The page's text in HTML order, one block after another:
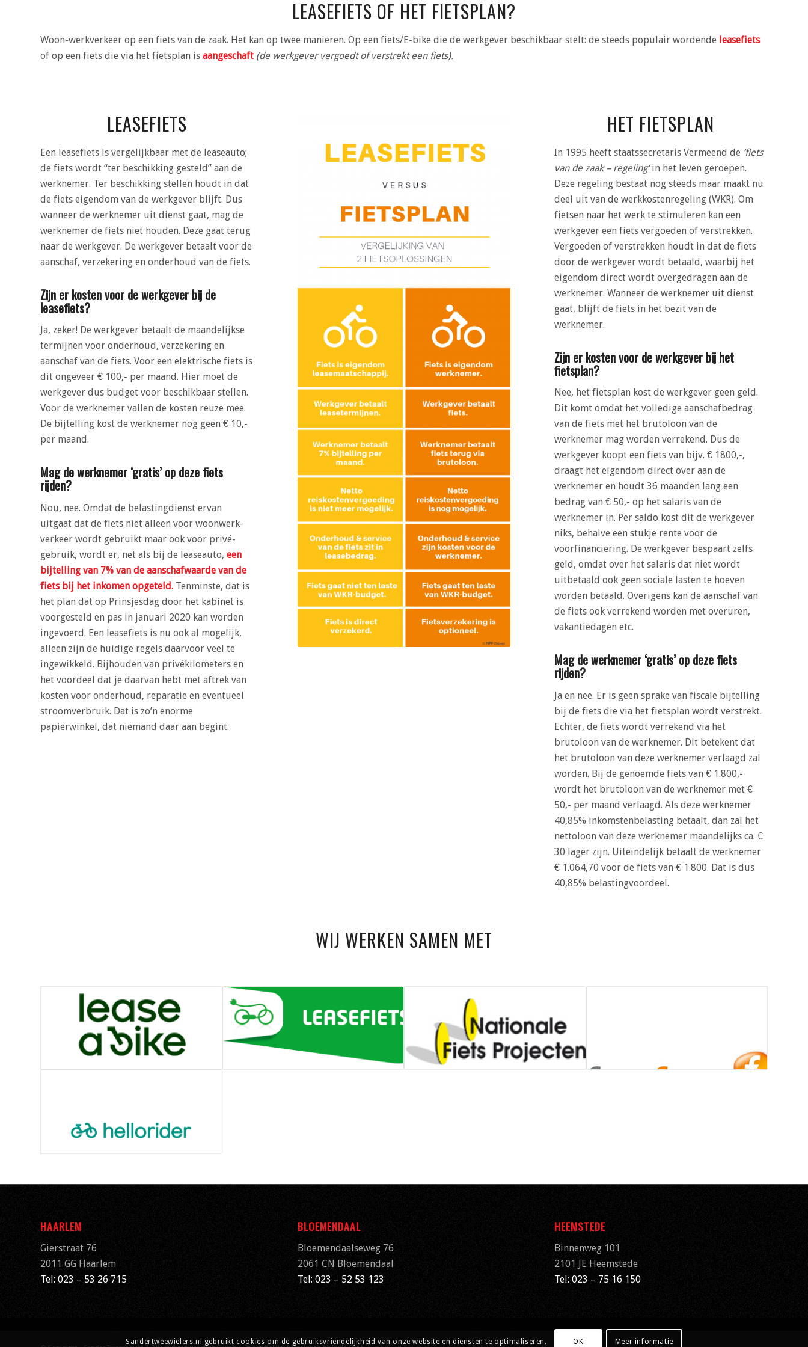
LEASEFIETS OF HET FIETSPLAN?
Woon-werkverkeer op een fiets van de zaak. Het kan op twee manieren. Op een fiets/E-bike die de werkgever beschikbaar stelt: de steeds populair wordende leasefiets
of op een fiets die via het fietsplan is aangeschaft (de werkgever vergoedt of verstrekt een fiets).
LEASEFIETS
Een leasefiets is vergelijkbaar met de leaseauto;
de fiets wordt “ter beschikking gesteld” aan de
werknemer. Ter beschikking stellen houdt in dat
de fiets eigendom van de werkgever blijft. Dus
wanneer de werknemer uit dienst gaat, mag de
werknemer de fiets niet houden. Deze gaat terug
naar de werkgever. De werkgever betaalt voor de
aanschaf, verzekering en onderhoud van de fiets.
Zijn er kosten voor de werkgever bij de
leasefiets?
Ja, zeker! De werkgever betaalt de maandelijkse
termijnen voor onderhoud, verzekering en
aanschaf van de fiets. Voor een elektrische fiets is
dit ongeveer € 100,- per maand. Hier moet de
werkgever dus budget voor beschikbaar stellen.
Voor de werknemer vallen de kosten reuze mee.
De bijtelling kost de werknemer nog geen € 10,-
per maand.
Mag de werknemer ‘gratis’ op deze fiets
rijden?
Nou, nee. Omdat de belastingdienst ervan
uitgaat dat de fiets niet alleen voor woonwerk-
verkeer wordt gebruikt maar ook voor privé-
gebruik, wordt er, net als bij de leaseauto, een
bijtelling van 7% van de aanschafwaarde van de
fiets bij het inkomen opgeteld. Tenminste, dat is
het plan dat op Prinsjesdag door het kabinet is
voorgesteld en pas in januari 2020 kan worden
ingevoerd. Een leasefiets is nu ook al mogelijk,
alleen zijn de huidige regels daarvoor veel te
ingewikkeld. Bijhouden van privékilometers en
het voordeel dat je daarvan hebt met aftrek van
kosten voor onderhoud, reparatie en eventueel
stroomverbruik. Dat is zo’n enorme
papierwinkel, dat niemand daar aan begint.
HET FIETSPLAN
In 1995 heeft staatssecretaris Vermeend de ‘fiets
van de zaak – regeling’in het leven geroepen.
Deze regeling bestaat nog steeds maar maakt nu
deel uit van de werkkostenregeling (WKR). Om
fietsen naar het werk te stimuleren kan een
werkgever een fiets vergoeden of verstrekken.
Vergoeden of verstrekken houdt in dat de fiets
door de werkgever wordt betaald, waarbij het
eigendom direct wordt overgedragen aan de
werknemer. Wanneer de werknemer uit dienst
gaat, blijft de fiets in het bezit van de
werknemer.
Zijn er kosten voor de werkgever bij het
fietsplan?
Nee, het fietsplan kost de werkgever geen geld.
Dit komt omdat het volledige aanschafbedrag
van de fiets met het brutoloon van de
werknemer mag worden verrekend. Dus de
werkgever koopt een fiets van bijv. € 1800,-,
draagt het eigendom direct over aan de
werknemer en houdt 36 maanden lang een
bedrag van € 50,- op het salaris van de
werknemer in. Per saldo kost dit de werkgever
niks, behalve een stukje rente voor de
voorfinanciering. De werkgever bespaart zelfs
geld, omdat over het salaris dat niet wordt
uitbetaald ook geen sociale lasten te hoeven
worden betaald. Overigens kan de aanschaf van
de fiets ook verrekend worden met overuren,
vakantiedagen etc.
Mag de werknemer ‘gratis’ op deze fiets
rijden?
Ja en nee. Er is geen sprake van fiscale bijtelling
bij de fiets die via het fietsplan wordt verstrekt.
Echter, de fiets wordt verrekend via het
brutoloon van de werknemer. Dit betekent dat
het brutoloon van deze werknemer verlaagd zal
worden. Bij de genoemde fiets van € 1.800,-
wordt het brutoloon van de werknemer met €
50,- per maand verlaagd. Als deze werknemer
40,85% inkomstenbelasting betaalt, dan zal het
nettoloon van deze werknemer maandelijks ca. €
30 lager zijn. Uiteindelijk betaalt de werknemer
€ 1.064,70 voor de fiets van € 1.800. Dat is dus
40,85% belastingvoordeel.
WIJ WERKEN SAMEN MET
HAARLEM
Gierstraat 76
2011 GG Haarlem
Tel: 023 – 53 26 715
BLOEMENDAAL
Bloemendaalseweg 76
2061 CN Bloemendaal
Tel: 023 – 52 53 123
HEEMSTEDE
Binnenweg 101
2101 JE Heemstede
Tel: 023 – 75 16 150
Sandertweewielers.nl gebruikt cookies om de gebruiksvriendelijkheid van onze website en diensten te optimaliseren. OK Meer informatie